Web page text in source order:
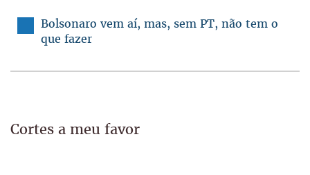
Bolsonaro vem aí, mas, sem PT, não tem o
que fazer
Cortes a meu favor